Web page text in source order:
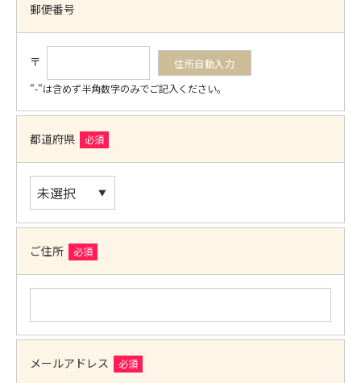
郵便番号
〒
"-"は含めず半角数字のみでご記入ください。
都道府県 必須
ご住所 必須
メールアドレス 必須